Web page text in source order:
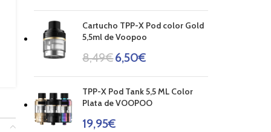
Cartucho TPP-X Pod color Gold
5,5ml de Voopoo
8,49€6,50€
TPP-X Pod Tank 5,5 ML Color
Plata de VOOPOO
19,95€